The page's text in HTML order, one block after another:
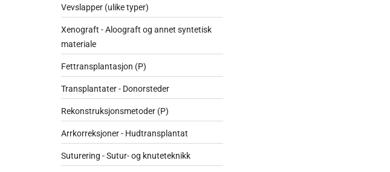
Vevslapper (ulike typer)
Xenograft - Aloograft og annet syntetisk
materiale
Fettransplantasjon (P)
Transplantater - Donorsteder
Rekonstruksjonsmetoder (P)
Arrkorreksjoner - Hudtransplantat
Suturering - Sutur- og knuteteknikk